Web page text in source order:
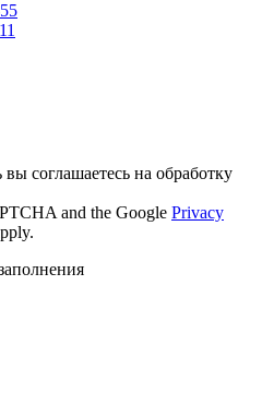
соглашаетесь на обработку
and the Google Privacy